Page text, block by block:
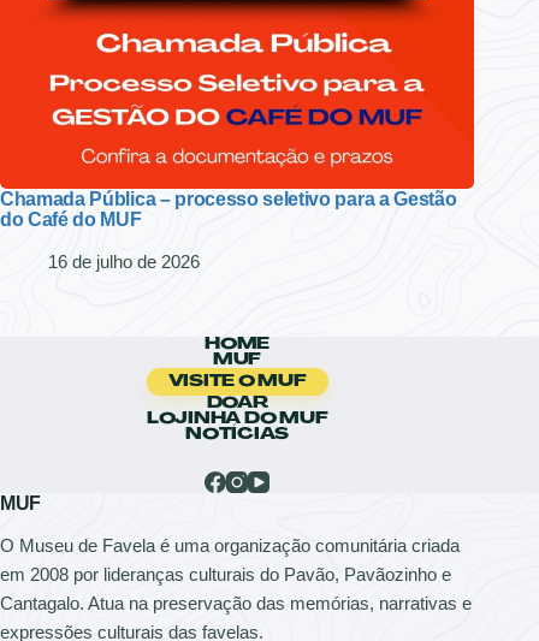
Chamada Pública – processo seletivo para a Gestão
do Café do MUF
16 de julho de 2026
HOME
MUF
VISITE O MUF
DOAR
LOJINHA DO MUF
NOTÍCIAS
MUF
O Museu de Favela é uma organização comunitária criada
em 2008 por lideranças culturais do Pavão, Pavãozinho e
Cantagalo. Atua na preservação das memórias, narrativas e
expressões culturais das favelas.